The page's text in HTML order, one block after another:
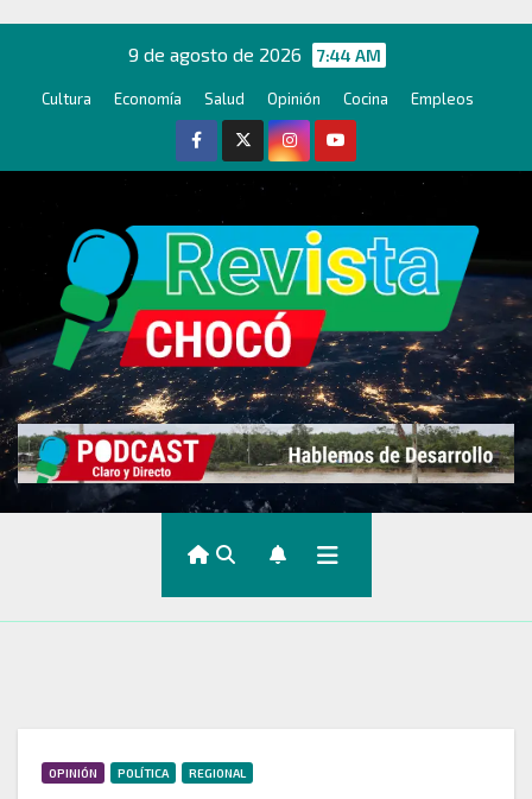
contenido
9 de agosto de 2026 7:44 AM
Cultura Economía Salud Opinión Cocina Empleos
OPINIÓN POLÍTICA REGIONAL